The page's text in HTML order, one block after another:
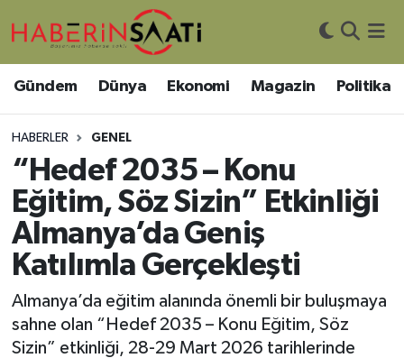
Gündem Dünya Ekonomi Magazin Politika
HABERLER GENEL
“Hedef 2035 – Konu
Eğitim, Söz Sizin” Etkinliği
Almanya’da Geniş
Katılımla Gerçekleşti
Almanya’da eğitim alanında önemli bir buluşmaya
sahne olan “Hedef 2035 – Konu Eğitim, Söz
Sizin” etkinliği, 28-29 Mart 2026 tarihlerinde
Asayiş
Bilim ve Teknoloji
Çevre
DIŞ HABER
Dünya
Eğitim
Ekonomi
Nöbetçi Eczaneler
Hava Durumu
Trafik Durumu
Süper Lig Puan Durumu ve Fikstür
Tüm Manşetler
Son Dakika Haberleri
Haber Arşivi